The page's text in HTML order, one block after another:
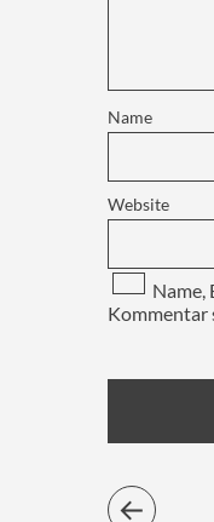
Name
Website
Name,
Kommentar